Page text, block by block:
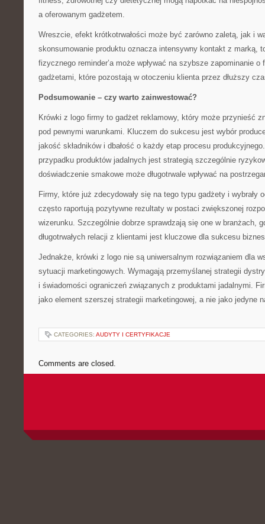
a oferowanym gadżetem.
Wreszcie, efekt krótkotrwałości może być zarówno zaletą, jak i
skonsumowanie produktu oznacza intensywny kontakt z marką,
fizycznego reminder’a może wpływać na szybsze zapominanie o
gadżetami, które pozostają w otoczeniu klienta przez dłuższy
Podsumowanie – czy warto zainwestować?
Krówki z logo firmy to gadżet reklamowy, który może przynieść
pod pewnymi warunkami. Kluczem do sukcesu jest wybór
jakość składników i dbałość o każdy etap procesu
przypadku produktów jadalnych jest strategią szczególnie
doświadczenie smakowe może długotrwale wpływać na
Firmy, które już zdecydowały się na tego typu gadżety i wybrały
często raportują pozytywne rezultaty w postaci zwiększonej
wizerunku. Szczególnie dobrze sprawdzają się one w branżach,
długotrwałych relacji z klientami jest kluczowe dla sukcesu
Jednakże, krówki z logo nie są uniwersalnym rozwiązaniem dla
sytuacji marketingowych. Wymagają przemyślanej strategii
i świadomości ograniczeń związanych z produktami jadalnymi.
jako element szerszej strategii marketingowej, a nie jako jedyne
CATEGORIES: AUDYTY I CERTYFIKACJE
Comments are closed.